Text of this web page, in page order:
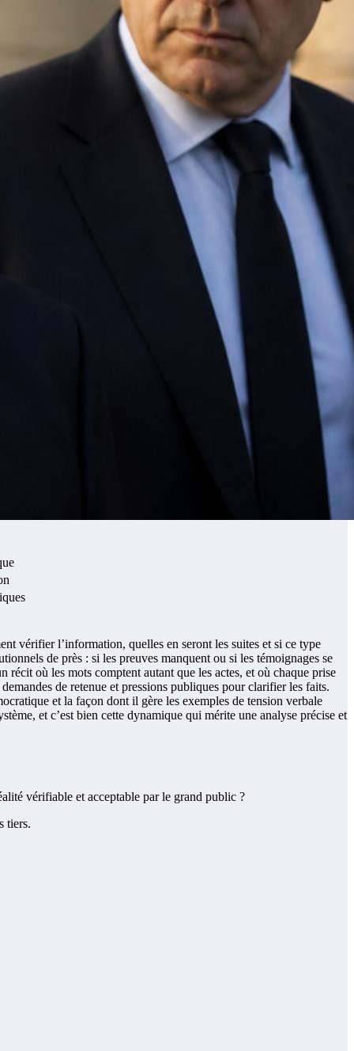
vérifier l’information, quelles en seront les suites et si ce type
de près : si les preuves manquent ou si les témoignages se
où les mots comptent autant que les actes, et où chaque prise
de retenue et pressions publiques pour clarifier les faits.
et la façon dont il gère les exemples de tension verbale
et c’est bien cette dynamique qui mérite une analyse précise et
vérifiable et acceptable par le grand public ?
tiers.